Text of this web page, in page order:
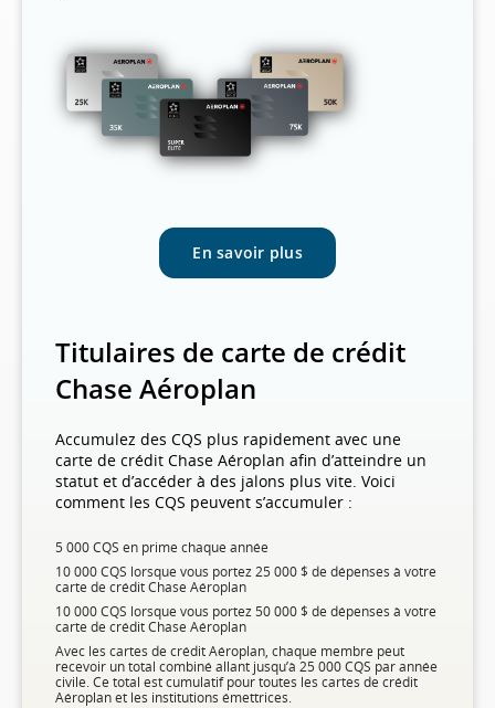
En savoir plus
Titulaires de carte de crédit
Chase Aéroplan
Accumulez des CQS plus rapidement avec une
carte de crédit Chase Aéroplan afin d’atteindre un
statut et d’accéder à des jalons plus vite. Voici
comment les CQS peuvent s’accumuler :
5 000 CQS en prime chaque année
10 000 CQS lorsque vous portez 25 000 $ de dépenses à votre
carte de crédit Chase Aéroplan
10 000 CQS lorsque vous portez 50 000 $ de dépenses à votre
carte de crédit Chase Aéroplan
Avec les cartes de crédit Aéroplan, chaque membre peut
recevoir un total combiné allant jusqu’à 25 000 CQS par année
civile. Ce total est cumulatif pour toutes les cartes de crédit
Aéroplan et les institutions émettrices.